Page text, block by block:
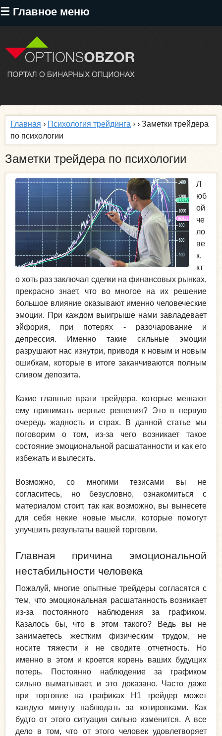
☰ Главное меню
Перейти
содержанию
Главная › Психология трейдинга › › Заметки трейдера
по психологии
Заметки трейдера по психологии
Л
юб
ой
че
ло
ве
к,
кт
о хоть раз заключал сделки на финансовых рынках,
прекрасно знает, что во многое на их решение
большое влияние оказывают именно человеческие
эмоции. При каждом выигрыше нами завладевает
эйфория, при потерях - разочарование и
депрессия. Именно такие сильные эмоции
разрушают нас изнутри, приводя к новым и новым
ошибкам, которые в итоге заканчиваются полным
сливом депозита.
Какие главные враги трейдера, которые мешают
ему принимать верные решения? Это в первую
очередь жадность и страх. В данной статье мы
поговорим о том, из-за чего возникает такое
состояние эмоциональной расшатанности и как его
избежать и вылесить.
Возможно, со многими тезисами вы не
согласитесь, но безусловно, ознакомиться с
материалом стоит, так как возможно, вы вынесете
для себя некие новые мысли, которые помогут
улучшить результаты вашей торговли.
Главная причина эмоциональной
нестабильности человека
Пожалуй, многие опытные трейдеры согласятся с
тем, что эмоциональная расшатанность возникает
из-за постоянного наблюдения за графиком.
Казалось бы, что в этом такого? Ведь вы не
занимаетесь жестким физическим трудом, не
носите тяжести и не сводите отчетность. Но
именно в этом и кроется корень ваших будущих
потерь. Постоянно наблюдение за графиком
сильно выматывает, и это доказано. Часто даже
при торговле на графиках Н1 трейдер может
каждую минуту наблюдать за котировками. Как
будто от этого ситуация сильно изменится. А все
дело в том, что от этого человек удовлетворяет